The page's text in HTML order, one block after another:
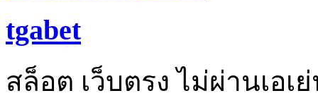
tgabet
สล็อต เว็บตรง ไม่ผ่านเอ